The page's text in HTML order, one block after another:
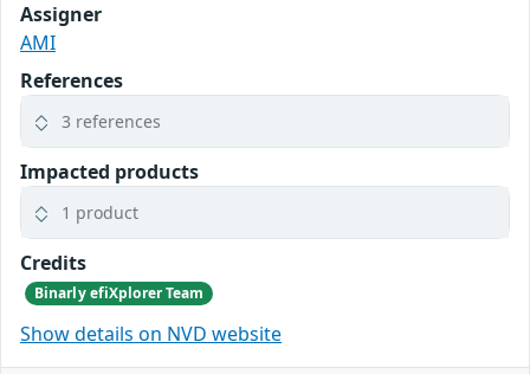
Assigner
AMI
References
3 references
Impacted products
1 product
Credits
Binarly efiXplorer Team
Show details on NVD website